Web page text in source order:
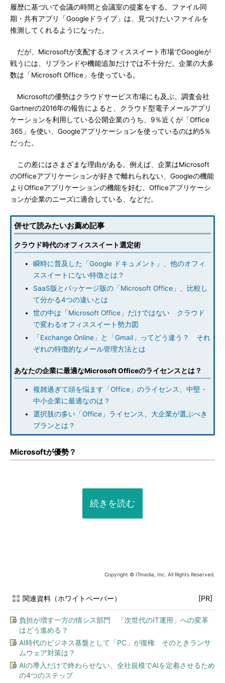
履歴に基づいて会議の時間と会議室の提案をする。ファイル同
期・共有アプリ「Googleドライブ」は、見つけたいファイルを
推測してくれるようになった。
だが、Microsoftが支配するオフィススイート市場でGoogleが
戦うには、リブランドや機能追加だけでは不十分だ。企業の大多
数は「Microsoft Office」を使っている。
Microsoftの優勢はクラウドサービス市場にも及ぶ。調査会社
Gartnerの2016年の報告によると、クラウド型電子メールアプリ
ケーションを利用している公開企業のうち、9％近くが「Office
365」を使い、Googleアプリケーションを使っているのは約5％
だった。
この差にはさまざまな理由がある。例えば、企業はMicrosoft
のOfficeアプリケーションが好きで離れられない、Googleの機能
よりOfficeアプリケーションの機能を好む、Officeアプリケーシ
ョンが企業のニーズに適合している、などだ。
併せて読みたいお薦め記事
クラウド時代のオフィススイート選定術
瞬時に普及した「Google ドキュメント」、他のオフィ
ススイートにない特徴とは？
SaaS版とパッケージ版の「Microsoft Office」、比較し
て分かる4つの違いとは
世の中は「Microsoft Office」だけではない クラウド
で変わるオフィススイート勢力図
「Exchange Online」と「Gmail」ってどう違う？ それ
ぞれの特徴的なメール管理方法とは
あなたの企業に最適なMicrosoft Officeのライセンスとは？
複雑過ぎて頭を悩ます「Office」のライセンス、中堅・
中小企業に最適なのは？
選択肢の多い「Office」ライセンス、大企業が選ぶべき
プランとは？
Microsoftが優勢？
続きを読む
Copyright © ITmedia, Inc. All Rights Reserved.
関連資料（ホワイトペーパー） [PR]
負担が増す一方の情シス部門 「次世代のIT運用」への変革
はどう進める？
AI時代のビジネス基盤として「PC」が復権 そのときランサ
ムウェア対策は？
AIの導入だけで終わらせない、全社規模でAIを定着させるため
の4つのステップ